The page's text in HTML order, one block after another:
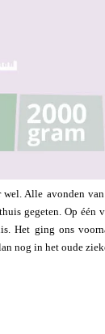
Alle avonden
gegeten. Op één
Het ging ons
nog in het oude